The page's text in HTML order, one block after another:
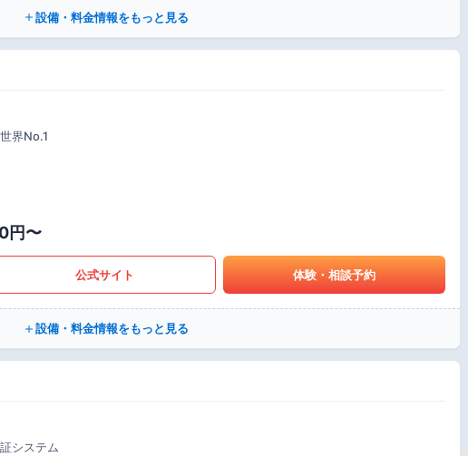
設備・料金情報をもっと見る
界No.1
円〜
公式サイト 体験・相談予約
設備・料金情報をもっと見る
システム